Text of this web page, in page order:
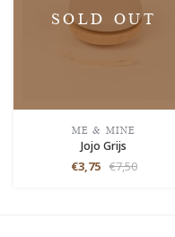
SOLD OUT
ME & MINE
Jojo Grijs
€3,75 €7,50